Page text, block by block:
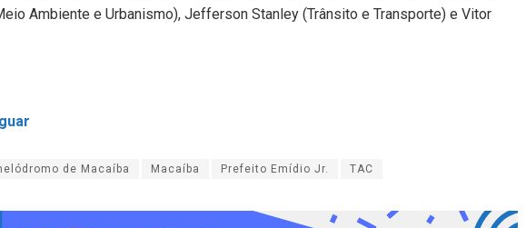
Ambiente e Urbanismo), Jefferson Stanley (Trânsito e Transporte) e Vitor
de Macaíba Macaíba Prefeito Emídio Jr. TAC